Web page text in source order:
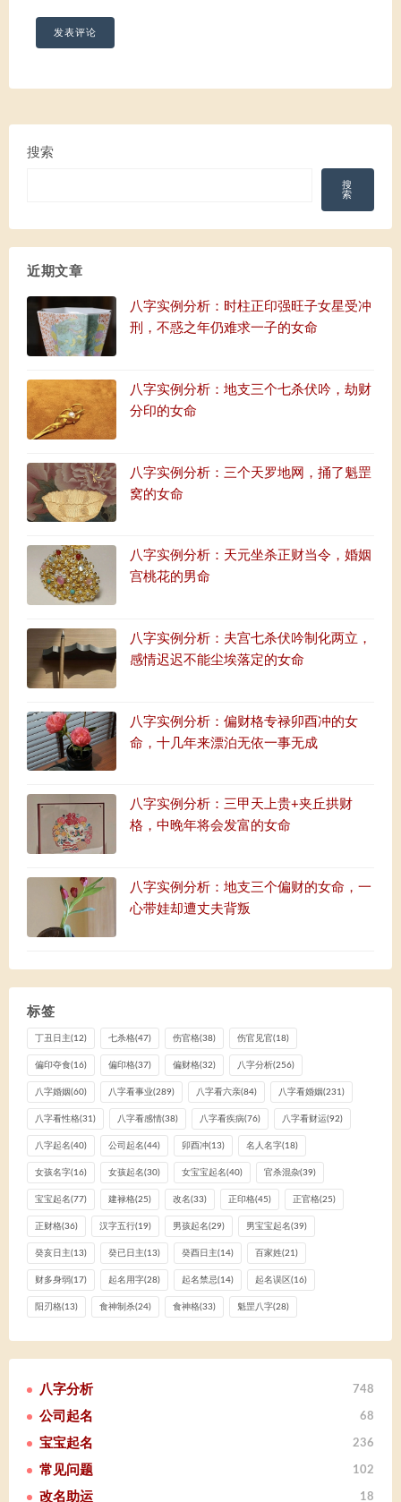
搜索
搜
索
近期文章
八字实例分析：时柱正印强旺子女星受冲
刑，不惑之年仍难求一子的女命
八字实例分析：地支三个七杀伏吟，劫财
分印的女命
八字实例分析：三个天罗地网，捅了魁罡
窝的女命
八字实例分析：天元坐杀正财当令，婚姻
宫桃花的男命
八字实例分析：夫宫七杀伏吟制化两立，
感情迟迟不能尘埃落定的女命
八字实例分析：偏财格专禄卯酉冲的女
命，十几年来漂泊无依一事无成
八字实例分析：三甲天上贵+夹丘拱财
格，中晚年将会发富的女命
八字实例分析：地支三个偏财的女命，一
心带娃却遭丈夫背叛
标签
丁丑日主(12) 七杀格(47) 伤官格(38) 伤官见官(18)
偏印夺食(16) 偏印格(37) 偏财格(32) 八字分析(256)
八字婚姻(60) 八字看事业(289) 八字看六亲(84) 八字看婚姻(231)
八字看性格(31) 八字看感情(38) 八字看疾病(76) 八字看财运(92)
八字起名(40) 公司起名(44) 卯酉冲(13) 名人名字(18)
女孩名字(16) 女孩起名(30) 女宝宝起名(40) 官杀混杂(39)
宝宝起名(77) 建禄格(25) 改名(33) 正印格(45) 正官格(25)
正财格(36) 汉字五行(19) 男孩起名(29) 男宝宝起名(39)
癸亥日主(13) 癸已日主(13) 癸酉日主(14) 百家姓(21)
财多身弱(17) 起名用字(28) 起名禁忌(14) 起名误区(16)
阳刃格(13) 食神制杀(24) 食神格(33) 魁罡八字(28)
八字分析 748
公司起名 68
宝宝起名 236
常见问题 102
改名助运 18